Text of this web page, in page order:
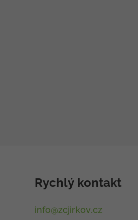
Rychlý kontakt
info@zcjirkov.cz